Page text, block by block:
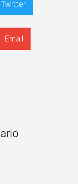
Twitter
Email